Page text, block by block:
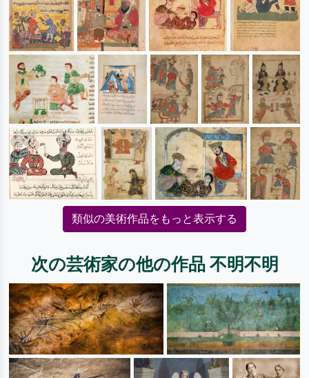
類似の美術作品をもっと表示する
次の芸術家の他の作品 不明不明